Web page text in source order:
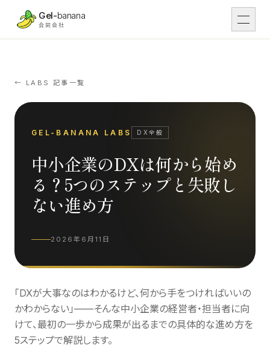
本文へスキップ
Gel-banana
合同会社
01 DX
02
IT IT開発
Tsunaga Room場・運営
Rental
06Labs AI/DX解説
07About 会社情報
← LABS 記事一覧
GEL-BANANA LABS DX全般
中小企業のDXは何から始め
る？5つのステップと失敗し
ない進め方
2026年6月11日
「DXが大事なのはわかるけど、何から手をつければいいの
かわからない」——そんな中小企業の経営者・担当者に向
けて、最初の一歩から成果が出るまでの具体的な進め方を
5ステップで解説します。